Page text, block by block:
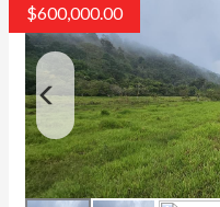
$600,000.00